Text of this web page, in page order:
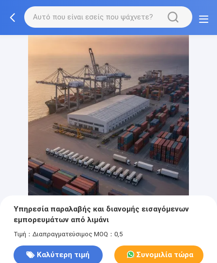
Υπηρεσία παραλαβής και διανομής εισαγόμενων
εμπορευμάτων από λιμάνι
Τιμή：Διαπραγματεύσιμος MOQ：0,5
Καλύτερη τιμή Συνομιλία τώρα